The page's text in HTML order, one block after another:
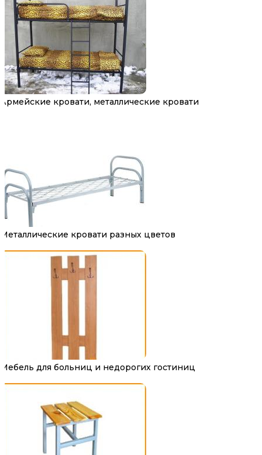
Армейские кровати, металлические кровати
Металлические кровати разных цветов
Мебель для больниц и недорогих гостиниц